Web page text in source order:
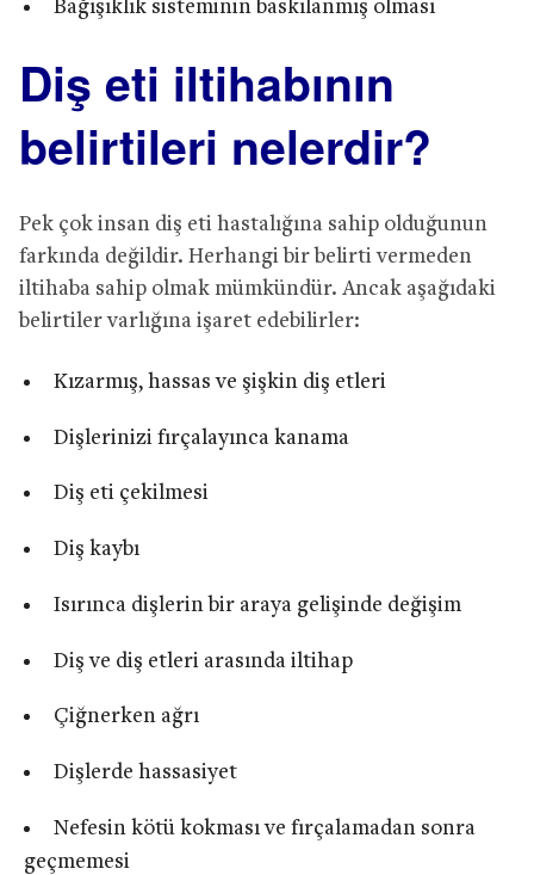
Bağışıklık sisteminin baskılanmış olması
Diş eti iltihabının
belirtileri nelerdir?
Pek çok insan diş eti hastalığına sahip olduğunun
farkında değildir. Herhangi bir belirti vermeden
iltihaba sahip olmak mümkündür. Ancak aşağıdaki
belirtiler varlığına işaret edebilirler:
Kızarmış, hassas ve şişkin diş etleri
Dişlerinizi fırçalayınca kanama
Diş eti çekilmesi
Diş kaybı
Isırınca dişlerin bir araya gelişinde değişim
Diş ve diş etleri arasında iltihap
Çiğnerken ağrı
Dişlerde hassasiyet
Nefesin kötü kokması ve fırçalamadan sonra
geçmemesi